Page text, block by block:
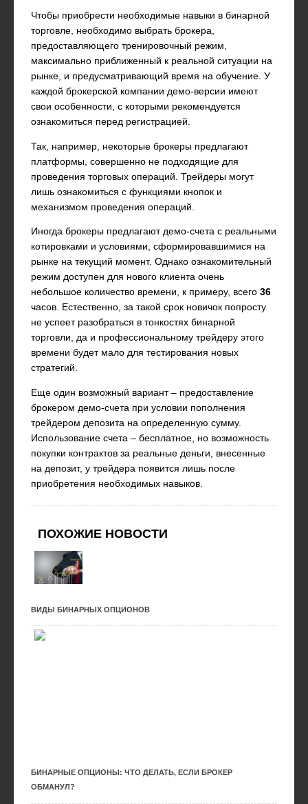
Чтобы приобрести необходимые навыки в бинарной
торговле, необходимо выбрать брокера,
предоставляющего тренировочный режим,
максимально приближенный к реальной ситуации на
рынке, и предусматривающий время на обучение. У
каждой брокерской компании демо-версии имеют
свои особенности, с которыми рекомендуется
ознакомиться перед регистрацией.
Так, например, некоторые брокеры предлагают
платформы, совершенно не подходящие для
проведения торговых операций. Трейдеры могут
лишь ознакомиться с функциями кнопок и
механизмом проведения операций.
Иногда брокеры предлагают демо-счета с реальными
котировками и условиями, сформировавшимися на
рынке на текущий момент. Однако ознакомительный
режим доступен для нового клиента очень
небольшое количество времени, к примеру, всего 36
часов. Естественно, за такой срок новичок попросту
не успеет разобраться в тонкостях бинарной
торговли, да и профессиональному трейдеру этого
времени будет мало для тестирования новых
стратегий.
Еще один возможный вариант – предоставление
брокером демо-счета при условии пополнения
трейдером депозита на определенную сумму.
Использование счета – бесплатное, но возможность
покупки контрактов за реальные деньги, внесенные
на депозит, у трейдера появится лишь после
приобретения необходимых навыков.
ПОХОЖИЕ НОВОСТИ
ВИДЫ БИНАРНЫХ ОПЦИОНОВ
БИНАРНЫЕ ОПЦИОНЫ: ЧТО ДЕЛАТЬ, ЕСЛИ БРОКЕР
ОБМАНУЛ?